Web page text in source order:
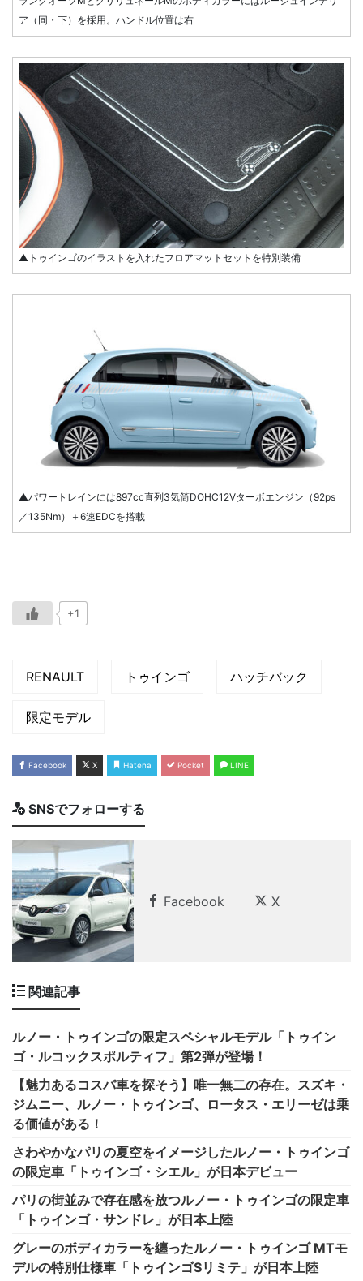
ア（同・下）を採用。ハンドル位置は右
▲トゥインゴのイラストを入れたフロアマットセットを特別装備
▲パワートレインには897cc直列3気筒DOHC12Vターボエンジン（92ps
／135Nm）＋6速EDCを搭載
+1
RENAULT トゥインゴ ハッチバック
限定モデル
Facebook X Hatena Pocket LINE
SNSでフォローする
Facebook X
関連記事
ルノー・トゥインゴの限定スペシャルモデル「トゥイン
ゴ・ルコックスポルティフ」第2弾が登場！
【魅力あるコスパ車を探そう】唯一無二の存在。スズキ・
ジムニー、ルノー・トゥインゴ、ロータス・エリーゼは乗
る価値がある！
さわやかなパリの夏空をイメージしたルノー・トゥインゴ
の限定車「トゥインゴ・シエル」が日本デビュー
パリの街並みで存在感を放つルノー・トゥインゴの限定車
「トゥインゴ・サンドレ」が日本上陸
グレーのボディカラーを纏ったルノー・トゥインゴ MTモ
デルの特別仕様車「トゥインゴSリミテ」が日本上陸